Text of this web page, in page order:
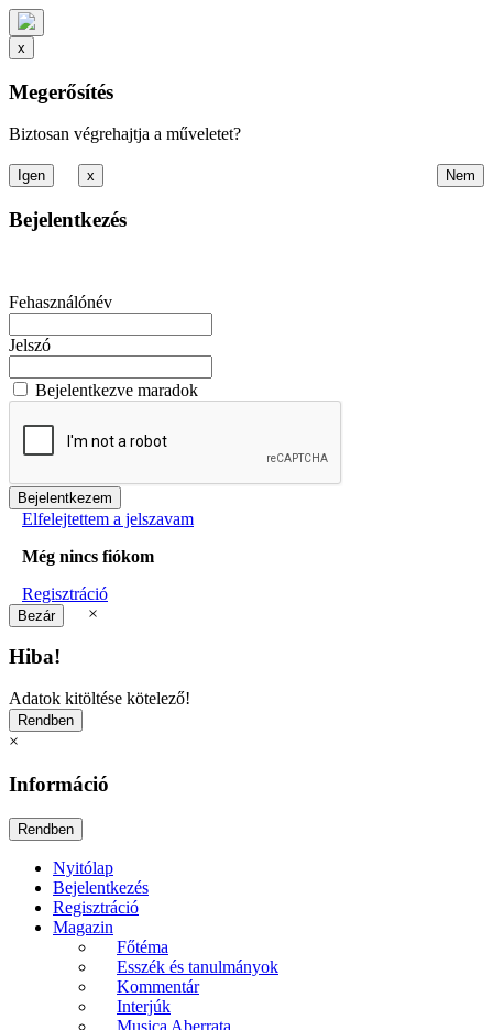
x
Megerősítés
Biztosan végrehajtja a műveletet?
x
Bejelentkezés
Fehasználónév
Jelszó
Bejelentkezve maradok
Elfelejtettem a jelszavam
Még nincs fiókom
Regisztráció
×
Hiba!
Adatok kitöltése kötelező!
×
Információ
Nyitólap
Bejelentkezés
Regisztráció
Magazin
Főtéma
Esszék és tanulmányok
Kommentár
Interjúk
Musica Aberrata